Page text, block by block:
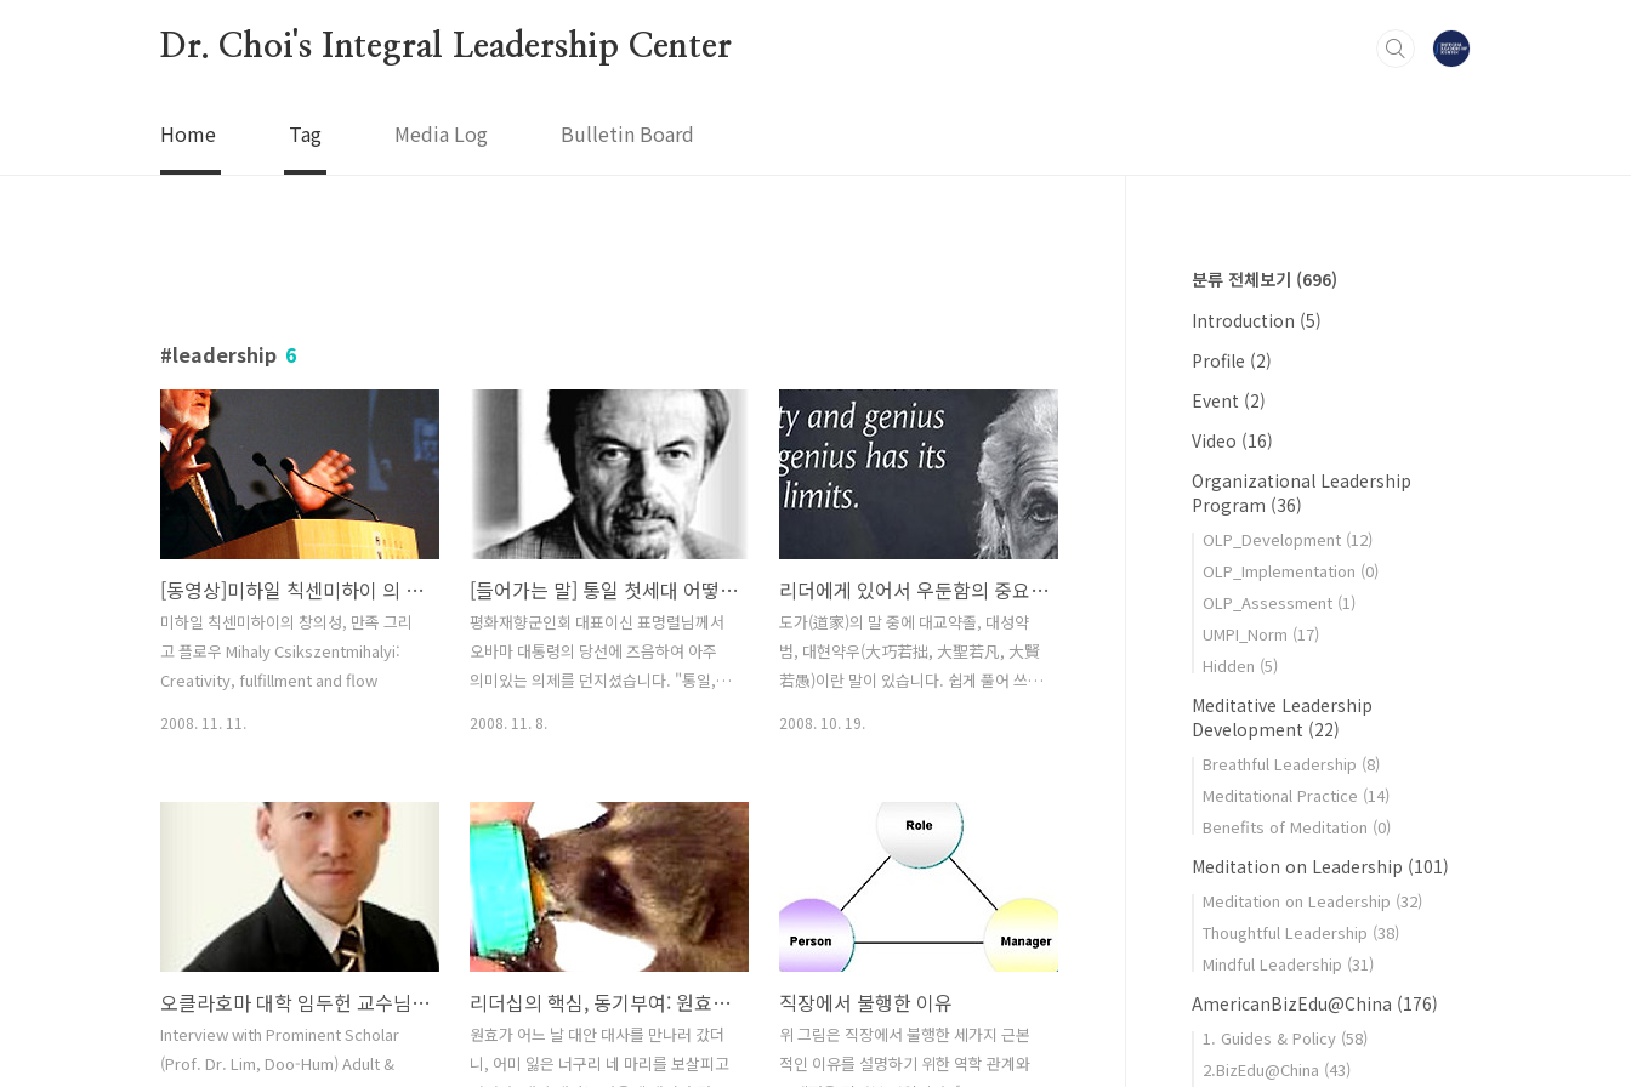
Dr. Choi's Integral Leadership Center
Home Tag Media Log Bulletin Board
leadership 6
[동영상]미하일 칙센미하이 의 창의성, 만족 그리고 플로우
미하일 칙센미하이의 창의성, 만족 그리
고 플로우 Mihaly Csikszentmihalyi:
Creativity, fulfillment and flow
2008. 11. 11.
[들어가는 말] 통일 첫세대 어떻게 기를 것인가?
평화재향군인회 대표이신 표명렬님께서
오바마 대통령의 당선에 즈음하여 아주
의미있는 의제를 던지셨습니다. "통일, 갑
하게 갑자기 전혀 준비없는 우리에게 통
일이라고 하는 커다란 난제가 "툭" 하고
곧 던져질지 모르겠습니다. 예전에 일부
러 독일 그것도 동독 지역이었던 라이프
치히에 있는 전세계에서 가장 오래된
Business School 인
Handelshochschule Leipzig 라는 곳에
가서 MBA를 공부했었는데, 통일 후 약 10
년이 지난 후 구 동독지역이 어떻게 변화
하고 어떤 식으로 사람들이 삶을 살아가
2008. 11. 8.
리더에게 있어서 우둔함의 중요성 (Leadership from Stupidity)
도가(道家)의 말 중에 대교약졸, 대성약
범, 대현약우(大巧若拙, 大聖若凡, 大賢
若愚)이란 말이 있습니다. 쉽게 풀어 쓰자
http://www.knoum.com/kboard/view.php?
id=newsterm&no=210) 최근 과학기술
인연합 (Scieng.org)에서 과학기술인 출
신 리더가 필요하냐 아니냐 하는 논쟁이
있었습니다.
(http://www.scieng.net/zero/view.php?
id=now&no=14892) 제 주장은 많은 과
학기술인 출신이 다양한 분야에 여러형태
의 실질적 리더가 되어야 하며 그 이유로
두가지 논거를 제시 하였습니다. 첫째는,
2008. 10. 19.
오클라호마 대학 임두헌 교수님과의 인터뷰 (Interview with Prof. Dr. Lim at University of Oklahoma)
Interview with Prominent Scholar
(Prof. Dr. Lim, Doo-Hum) Adult &
리더십의 핵심, 동기부여: 원효대사 이야기
원효가 어느 날 대안 대사를 만나러 갔더
니, 어미 잃은 너구리 네 마리를 보살피고
직장에서 불행한 이유
위 그림은 직장에서 불행한 세가지 근본
적인 이유를 설명하기 위한 역학 관계와
분류 전체보기 (696)
Introduction (5)
Profile (2)
Event (2)
Video (16)
Organizational Leadership
Program (36)
OLP_Development (12)
OLP_Implementation (0)
OLP_Assessment (1)
UMPI_Norm (17)
Hidden (5)
Meditative Leadership
Development (22)
Breathful Leadership (8)
Meditational Practice (14)
Benefits of Meditation (0)
Meditation on Leadership (101)
Meditation on Leadership (32)
Thoughtful Leadership (38)
Mindful Leadership (31)
AmericanBizEdu@China (176)
1. Guides & Policy (58)
2.BizEdu@China (43)